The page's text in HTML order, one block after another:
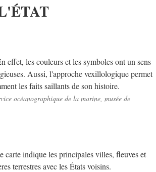
effet, les couleurs et les symboles ont un sens
Aussi, l'approche vexillologique permet
les faits saillants de son histoire.
océanographique de la marine, musée de
indique les principales villes, fleuves et
terrestres avec les États voisins.